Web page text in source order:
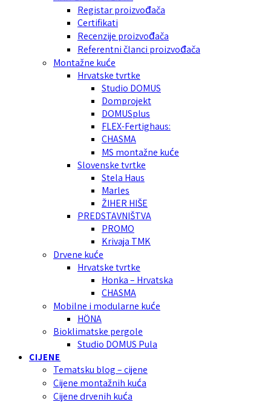
Registar proizvođača
Certifikati
Recenzije proizvođača
Referentni članci proizvođača
Montažne kuće
Hrvatske tvrtke
Studio DOMUS
Domprojekt
DOMUSplus
FLEX-Fertighaus:
CHASMA
MS montažne kuće
Slovenske tvrtke
Stela Haus
Marles
ŽIHER HIŠE
PREDSTAVNIŠTVA
PROMO
Krivaja TMK
Drvene kuće
Hrvatske tvrtke
Honka – Hrvatska
CHASMA
Mobilne i modularne kuće
HÖNA
Bioklimatske pergole
Studio DOMUS Pula
CIJENE
Tematsku blog – cijene
Cijene montažnih kuća
Cijene drvenih kuća